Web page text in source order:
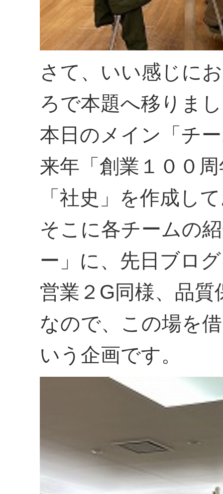
さて、いい感じに
ろで本題へ移りま
本日のメイン「チ
来年「創業１００
「社史」を作成し
そこに各チームの
ー」に、先日ブロ
営業２G同様、品
なので、この場を
いう企画です。